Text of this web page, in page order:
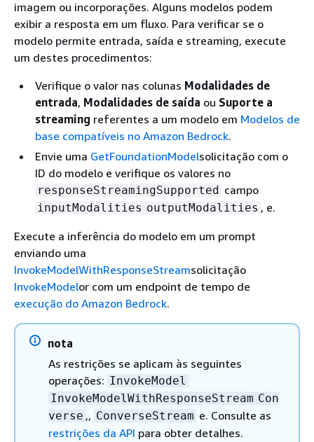
imagem ou incorporações. Alguns modelos podem
exibir a resposta em um fluxo. Para verificar se o
modelo permite entrada, saída e streaming, execute
um destes procedimentos:
Verifique o valor nas colunas Modalidades de
entrada, Modalidades de saída ou Suporte a
streaming referentes a um modelo em Modelos de
base compatíveis no Amazon Bedrock.
Envie uma GetFoundationModelsolicitação com o
ID do modelo e verifique os valores no
responseStreamingSupported campo
inputModalities outputModalities , e.
Execute a inferência do modelo em um prompt
enviando uma
InvokeModelWithResponseStreamsolicitação
InvokeModelor com um endpoint de tempo de
execução do Amazon Bedrock.
nota
As restrições se aplicam às seguintes
operações: InvokeModel
InvokeModelWithResponseStream Con
verse ,, ConverseStream e. Consulte as
restrições da API para obter detalhes.